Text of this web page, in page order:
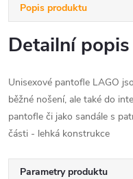
Popis produktu
Detailní
Unisexové pantofle LAGO
běžné nošení, ale také do
pantofle či jako sandále s
části - lehká konstrukce
Parametry produktu